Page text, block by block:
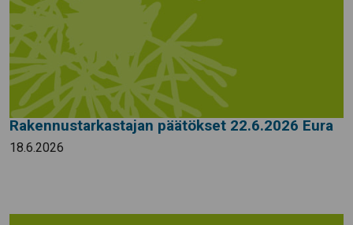
Rakennustarkastajan päätökset 22.6.2026 Eura
18.6.2026